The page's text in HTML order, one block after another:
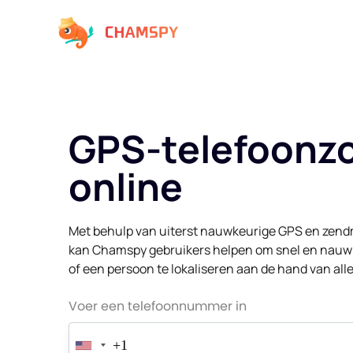
GPS-
online
Met behulp van uiterst nauwkeurige GPS en
kan Chamspy gebruikers helpen om snel en
of een persoon te lokaliseren aan de hand van
Voer een telefoonnummer in